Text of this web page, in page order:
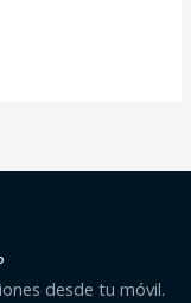
desde tu móvil.